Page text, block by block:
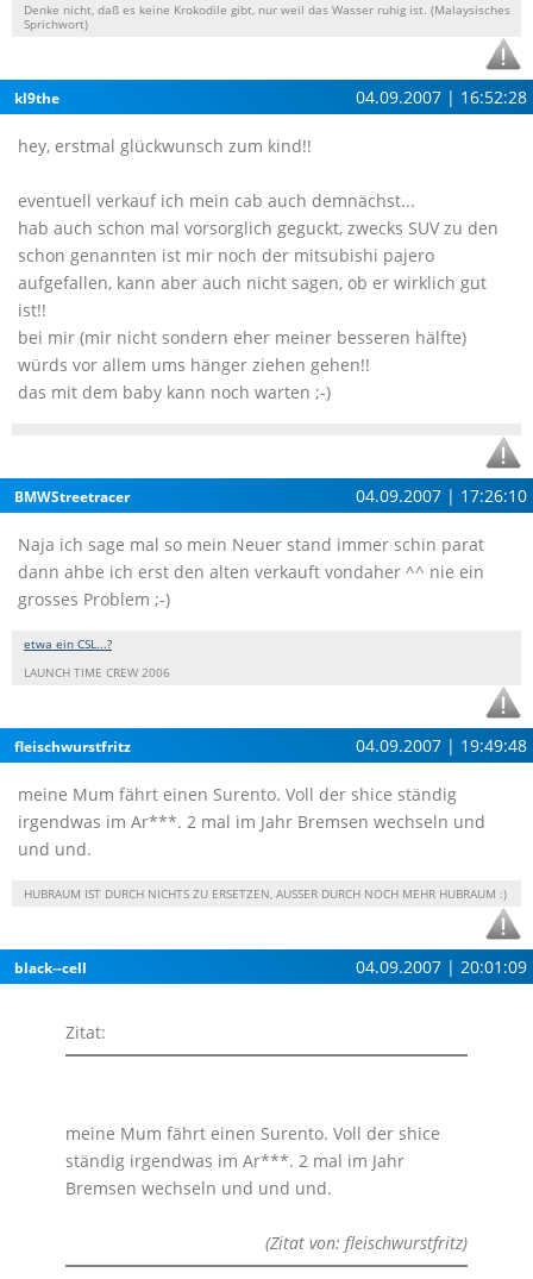
Denke nicht, daß es keine Krokodile gibt, nur weil das Wasser ruhig ist. (Malaysisches
Sprichwort)
kl9the 04.09.2007 | 16:52:28
hey, erstmal glückwunsch zum kind!!
eventuell verkauf ich mein cab auch demnächst...
hab auch schon mal vorsorglich geguckt, zwecks SUV zu den
schon genannten ist mir noch der mitsubishi pajero
aufgefallen, kann aber auch nicht sagen, ob er wirklich gut
ist!!
bei mir (mir nicht sondern eher meiner besseren hälfte)
würds vor allem ums hänger ziehen gehen!!
das mit dem baby kann noch warten ;-)
BMWStreetracer 04.09.2007 | 17:26:10
Naja ich sage mal so mein Neuer stand immer schin parat
dann ahbe ich erst den alten verkauft vondaher ^^ nie ein
grosses Problem ;-)
etwa ein CSL...?
LAUNCH TIME CREW 2006
fleischwurstfritz 04.09.2007 | 19:49:48
meine Mum fährt einen Surento. Voll der shice ständig
irgendwas im Ar***. 2 mal im Jahr Bremsen wechseln und
und und.
HUBRAUM IST DURCH NICHTS ZU ERSETZEN, AUSSER DURCH NOCH MEHR HUBRAUM :)
black--cell 04.09.2007 | 20:01:09
Zitat:
meine Mum fährt einen Surento. Voll der shice
ständig irgendwas im Ar***. 2 mal im Jahr
Bremsen wechseln und und und.
(Zitat von: fleischwurstfritz)